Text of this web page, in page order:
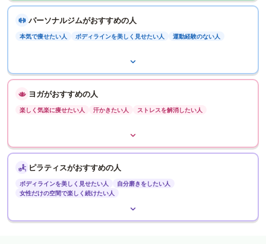
パーソナルジムがおすすめの人
本気で痩せたい人 ボディラインを美しく見せたい人 運動経験のない人
ヨガがおすすめの人
楽しく気楽に痩せたい人 汗かきたい人 ストレスを解消したい人
ピラティスがおすすめの人
ボディラインを美しく見せたい人
自分磨きをしたい人
女性だけの空間で楽しく続けたい人